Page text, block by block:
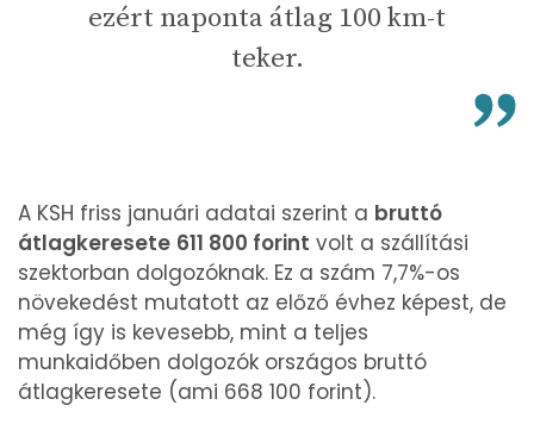
ezért naponta átlag 100 km-t
teker.
A KSH friss januári adatai szerint a bruttó
átlagkeresete 611 800 forint volt a szállítási
szektorban dolgozóknak. Ez a szám 7,7%-os
növekedést mutatott az előző évhez képest, de
még így is kevesebb, mint a teljes
munkaidőben dolgozók országos bruttó
átlagkeresete (ami 668 100 forint).